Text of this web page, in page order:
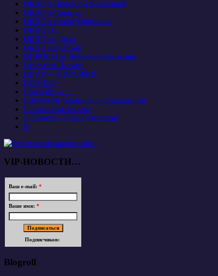
ОКНО в Просторы Вселенной
ОКНО в Социум
ОКНО в Сферу Обитания
ОКНО В…
ОКНО во Двор
ОКНО на Чердак
ОПРОСЫ от Вопроса Засыпкина
Открытое Письмо
ПИАР — ПИРОЖКИ
ПЛАНЫ +
Сам себе — …
СЛОВАРЬ Терминов и Сокращений
Социальная реклама
У Советов — НЕТ Ответов!
Я
VIP-НОВОСТИ…
Ваш e-mail: *
Ваше имя: *
Подписчиков:
Blogroll